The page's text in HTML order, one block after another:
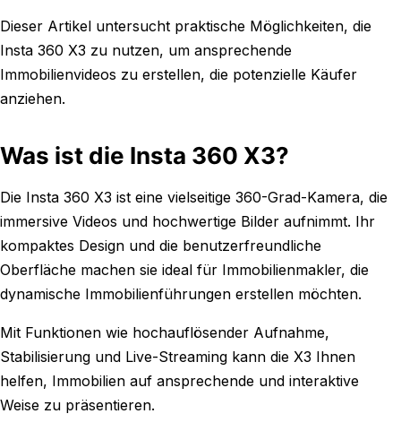
Dieser Artikel untersucht praktische Möglichkeiten, die
Insta 360 X3 zu nutzen, um ansprechende
Immobilienvideos zu erstellen, die potenzielle Käufer
anziehen.
Was ist die Insta 360 X3?
Die Insta 360 X3 ist eine vielseitige 360-Grad-Kamera, die
immersive Videos und hochwertige Bilder aufnimmt. Ihr
kompaktes Design und die benutzerfreundliche
Oberfläche machen sie ideal für Immobilienmakler, die
dynamische Immobilienführungen erstellen möchten.
Mit Funktionen wie hochauflösender Aufnahme,
Stabilisierung und Live-Streaming kann die X3 Ihnen
helfen, Immobilien auf ansprechende und interaktive
Weise zu präsentieren.